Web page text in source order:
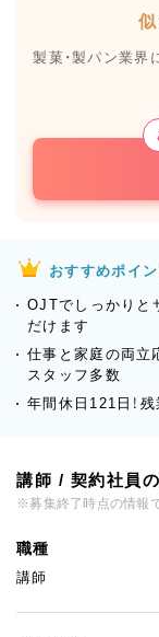
製菓・製パン業界
おすすめポイン
OJTでしっかりと
だけます
仕事と家庭の両立
スタッフ多数
年間休日121日！
講師 / 契約社員
※募集終了時点の情報
職種
講師